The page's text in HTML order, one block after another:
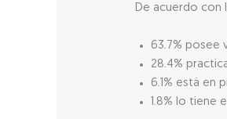
De acuerdo con
63.7% posee
28.4%
6.1% está en
1.8% lo tiene